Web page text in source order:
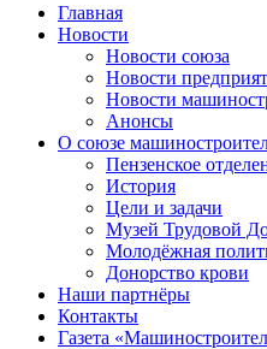
Главная
Новости
Новости союза
Новости
Новости
Анонсы
О союзе
Пензенское
История
Цели и задачи
Музей Трудовой
Молодёжная
Донорство крови
Наши партнёры
Контакты
Газета